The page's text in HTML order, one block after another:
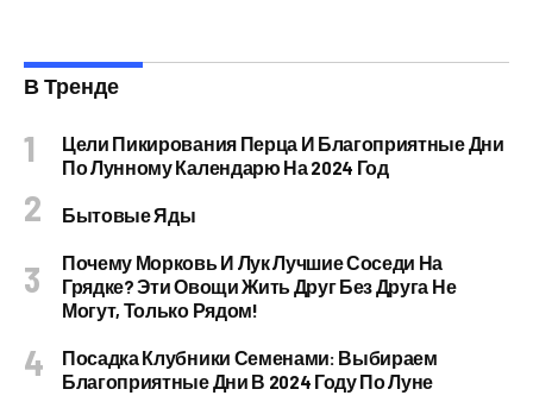
В Тренде
Цели Пикирования Перца И Благоприятные Дни
По Лунному Календарю На 2024 Год
Бытовые Яды
Почему Морковь И Лук Лучшие Соседи На
Грядке? Эти Овощи Жить Друг Без Друга Не
Могут, Только Рядом!
Посадка Клубники Семенами: Выбираем
Благоприятные Дни В 2024 Году По Луне